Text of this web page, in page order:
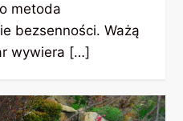
metoda
bezsenności. Ważą
wywiera […]